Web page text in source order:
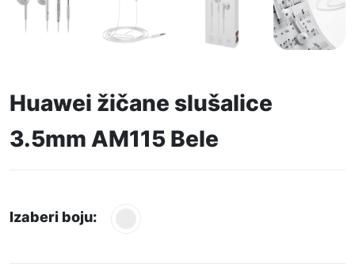
Huawei žičane slušalice
3.5mm AM115 Bele
Izaberi boju: